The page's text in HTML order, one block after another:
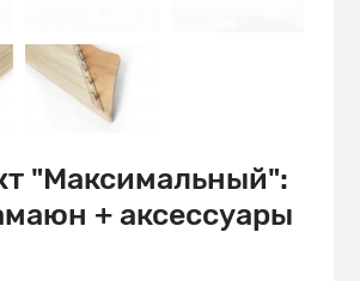
"Максимальный":
+ аксессуары